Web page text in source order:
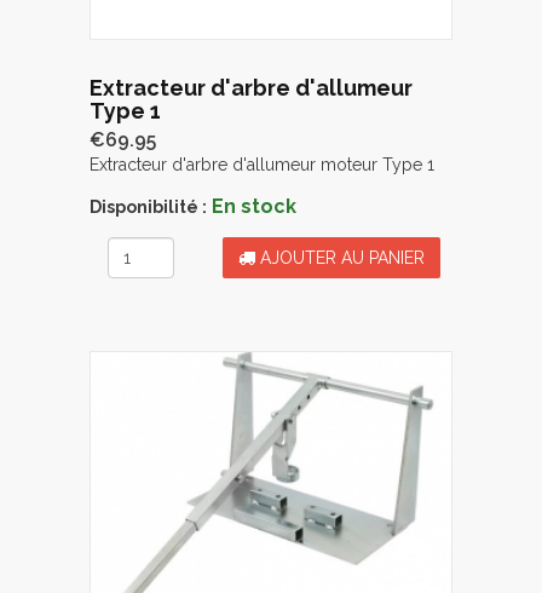
Extracteur d'arbre d'allumeur
Type 1
€69.95
Extracteur d'arbre d'allumeur moteur Type 1
Disponibilité : En stock
AJOUTER AU PANIER